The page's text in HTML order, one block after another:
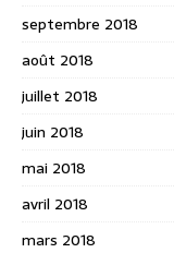
septembre 2018
août 2018
juillet 2018
juin 2018
mai 2018
avril 2018
mars 2018